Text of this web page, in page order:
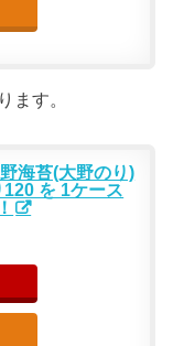
ます。
海苔(大野のり)
を 1ケース